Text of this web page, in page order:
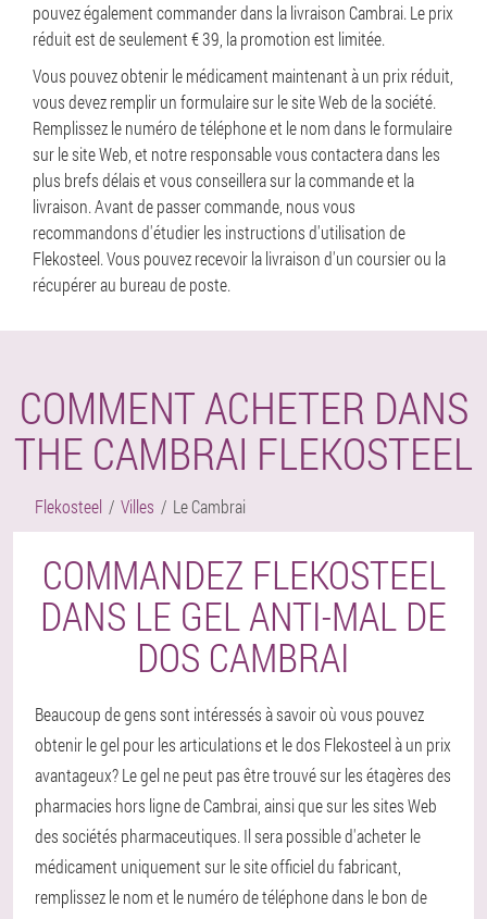
pouvez également commander dans la livraison Cambrai. Le prix
réduit est de seulement € 39, la promotion est limitée.
Vous pouvez obtenir le médicament maintenant à un prix réduit,
vous devez remplir un formulaire sur le site Web de la société.
Remplissez le numéro de téléphone et le nom dans le formulaire
sur le site Web, et notre responsable vous contactera dans les
plus brefs délais et vous conseillera sur la commande et la
livraison. Avant de passer commande, nous vous
recommandons d'étudier les instructions d'utilisation de
Flekosteel. Vous pouvez recevoir la livraison d'un coursier ou la
récupérer au bureau de poste.
COMMENT ACHETER DANS
THE CAMBRAI FLEKOSTEEL
Flekosteel Villes Le Cambrai
COMMANDEZ FLEKOSTEEL
DANS LE GEL ANTI-MAL DE
DOS CAMBRAI
Beaucoup de gens sont intéressés à savoir où vous pouvez
obtenir le gel pour les articulations et le dos Flekosteel à un prix
avantageux? Le gel ne peut pas être trouvé sur les étagères des
pharmacies hors ligne de Cambrai, ainsi que sur les sites Web
des sociétés pharmaceutiques. Il sera possible d'acheter le
médicament uniquement sur le site officiel du fabricant,
remplissez le nom et le numéro de téléphone dans le bon de